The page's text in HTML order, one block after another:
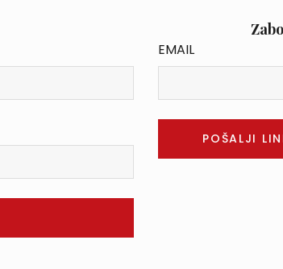
EMAIL